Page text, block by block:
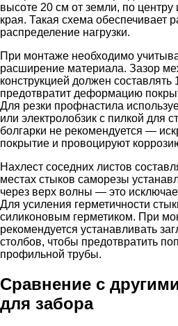
высоте 20 см от земли, по центру
края. Такая схема обеспечивает
распределение нагрузки.
При монтаже необходимо
расширение материала. Зазор
конструкцией должен
предотвратит деформацию
Для резки профнастила
или электролобзик с пилкой для
болгарки не рекомендуется —
покрытие и провоцируют
Нахлест соседних листов
местах стыков саморезы
через верх волны — это
Для усиления герметичности
силиконовым герметиком. При
рекомендуется устанавливать
столбов, чтобы предотвратить
профильной трубы.
Сравнение с
для забора